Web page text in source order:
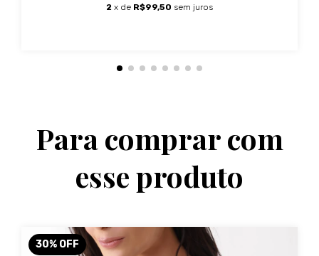
2 x de R$99,50 sem juros
Para comprar com
esse produto
30% OFF